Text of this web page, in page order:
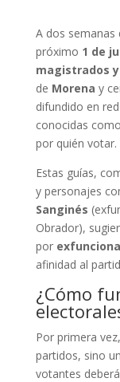
A dos semanas
próximo 1 de
magistrados
de Morena y
difundido en
conocidas como
por quién votar.
Estas guías,
y personajes
Sanginés
Obrador),
por
afinidad al
¿Cómo
Por primera
partidos, sino
votantes